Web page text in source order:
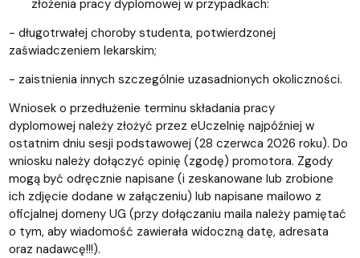
złożenia pracy dyplomowej w przypadkach:
- długotrwałej choroby studenta, potwierdzonej
zaświadczeniem lekarskim;
- zaistnienia innych szczególnie uzasadnionych okoliczności.
Wniosek o przedłużenie terminu składania pracy
dyplomowej należy złożyć przez eUczelnię najpóźniej w
ostatnim dniu sesji podstawowej (28 czerwca 2026 roku). Do
wniosku należy dołączyć opinię (zgodę) promotora. Zgody
mogą być odręcznie napisane (i zeskanowane lub zrobione
ich zdjęcie dodane w załączeniu) lub napisane mailowo z
oficjalnej domeny UG (przy dołączaniu maila należy pamiętać
o tym, aby wiadomość zawierała widoczną datę, adresata
oraz nadawcę!!!).